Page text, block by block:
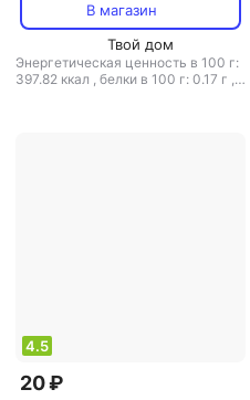
В магазин
Твой дом
Энергетическая ценность в 100 г:
397.82 ккал , белки в 100 г: 0.17 г ,
4.5
20 ₽